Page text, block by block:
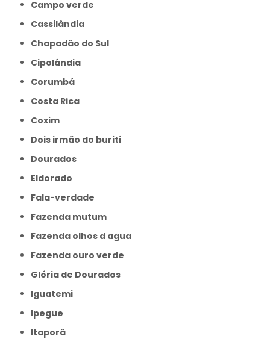
Campo verde
Cassilândia
Chapadão do Sul
Cipolândia
Corumbá
Costa Rica
Coxim
Dois irmão do buriti
Dourados
Eldorado
Fala-verdade
Fazenda mutum
Fazenda olhos d agua
Fazenda ouro verde
Glória de Dourados
Iguatemi
Ipegue
Itaporã